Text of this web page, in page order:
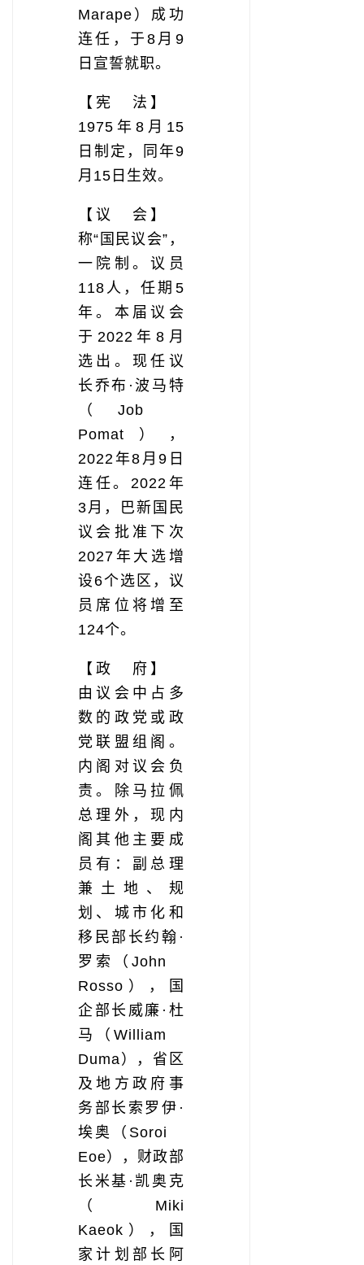
Marape）成功
连任，于8月9
日宣誓就职。
【宪 法】
1975年8月15
日制定，同年9
月15日生效。
【议 会】
称“国民议会”，
一院制。议员
118人，任期5
年。本届议会
于2022年8月
选出。现任议
长乔布·波马特
（Job
Pomat），
2022年8月9日
连任。2022年
3月，巴新国民
议会批准下次
2027年大选增
设6个选区，议
员席位将增至
124个。
【政 府】
由议会中占多
数的政党或政
党联盟组阁。
内阁对议会负
责。除马拉佩
总理外，现内
阁其他主要成
员有：副总理
兼土地、规
划、城市化和
移民部长约翰·
罗索（John
Rosso），国
企部长威廉·杜
马（William
Duma），省区
及地方政府事
务部长索罗伊·
埃奥（Soroi
Eoe），财政部
长米基·凯奥克
（Miki
Kaeok），国
家计划部长阿